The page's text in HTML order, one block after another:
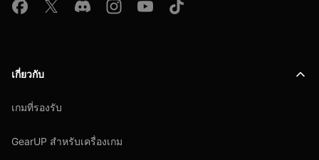
เกี่ยวกับ
เกมที่รองรับ
GearUP สำหรับเครื่องเกม